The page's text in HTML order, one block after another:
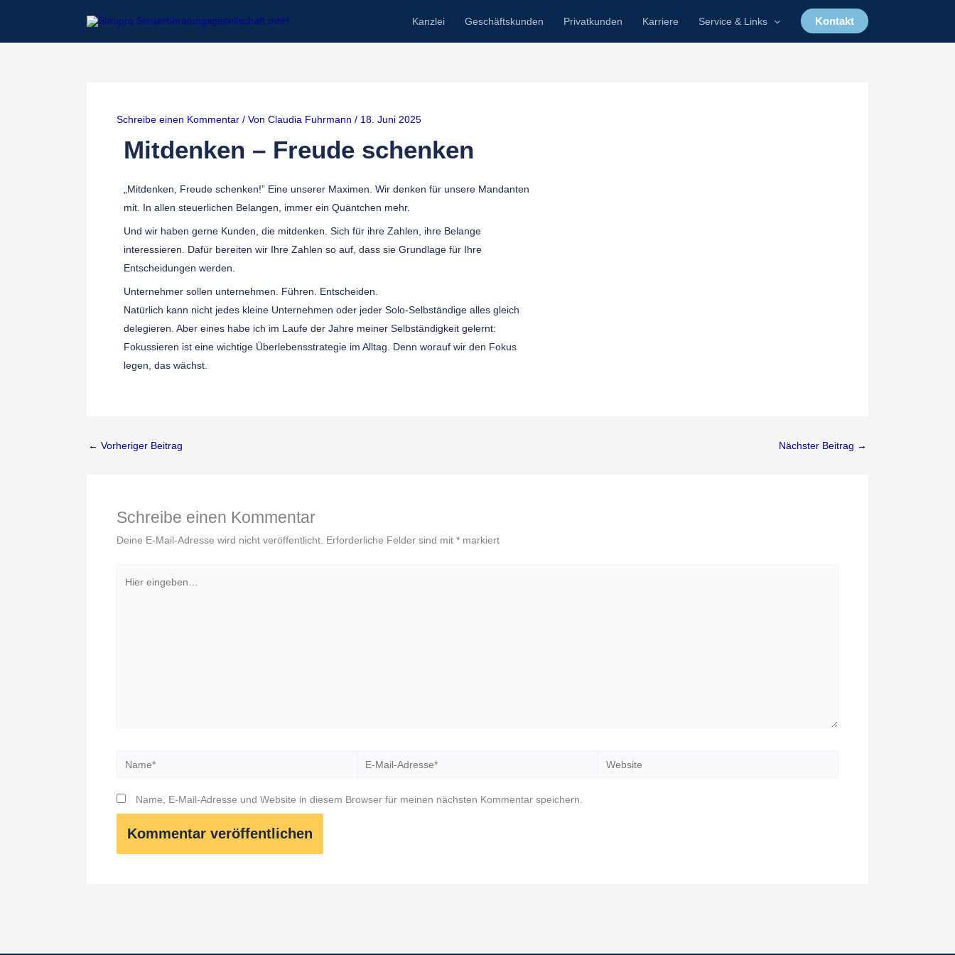
springen
Kanzlei Geschäftskunden Privatkunden Karriere Service & Links Kontakt
Schreibe einen Kommentar / Von Claudia Fuhrmann / 18. Juni 2025
Mitdenken – Freude schenken
„Mitdenken, Freude schenken!” Eine unserer Maximen. Wir denken für unsere Mandanten
mit. In allen steuerlichen Belangen, immer ein Quäntchen mehr.
Und wir haben gerne Kunden, die mitdenken. Sich für ihre Zahlen, ihre Belange
interessieren. Dafür bereiten wir Ihre Zahlen so auf, dass sie Grundlage für Ihre
Entscheidungen werden.
Unternehmer sollen unternehmen. Führen. Entscheiden.
Natürlich kann nicht jedes kleine Unternehmen oder jeder Solo-Selbständige alles gleich
delegieren. Aber eines habe ich im Laufe der Jahre meiner Selbständigkeit gelernt:
Fokussieren ist eine wichtige Überlebensstrategie im Alltag. Denn worauf wir den Fokus
legen, das wächst.
← Vorheriger Beitrag Nächster Beitrag →
Schreibe einen Kommentar
Deine E-Mail-Adresse wird nicht veröffentlicht. Erforderliche Felder sind mit * markiert
eingeben…
Name*
E-
Adresse*
Website
Name, E-Mail-Adresse und Website in diesem Browser für meinen nächsten Kommentar speichern.